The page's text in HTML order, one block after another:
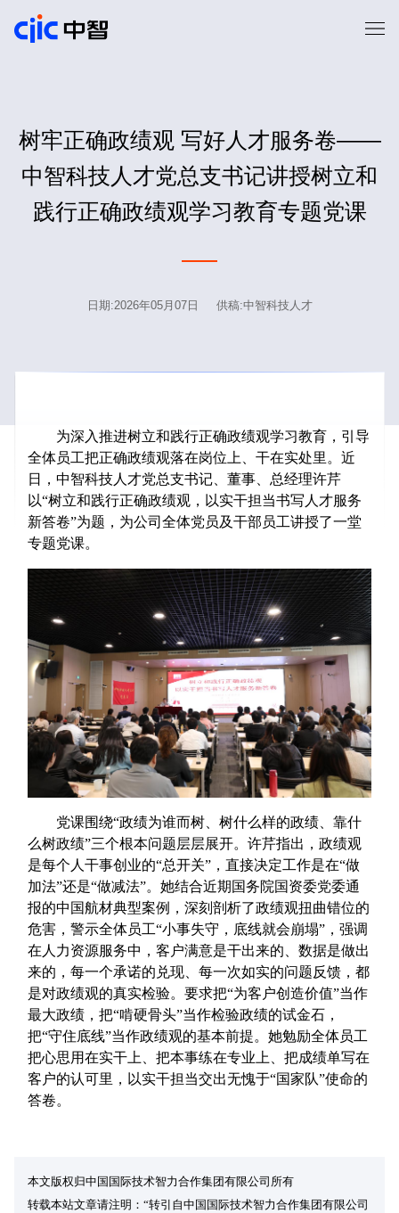
树牢正确政绩观 写好人才服务卷——
中智科技人才党总支书记讲授树立和
践行正确政绩观学习教育专题党课
日期:2026年05月07日 供稿:中智科技人才
为深入推进树立和践行正确政绩观学习教育，引导
全体员工把正确政绩观落在岗位上、干在实处里。近
日，中智科技人才党总支书记、董事、总经理许芹
以“树立和践行正确政绩观，以实干担当书写人才服务
新答卷”为题，为公司全体党员及干部员工讲授了一堂
专题党课。
党课围绕“政绩为谁而树、树什么样的政绩、靠什
么树政绩”三个根本问题层层展开。许芹指出，政绩观
是每个人干事创业的“总开关”，直接决定工作是在“做
加法”还是“做减法”。她结合近期国务院国资委党委通
报的中国航材典型案例，深刻剖析了政绩观扭曲错位的
危害，警示全体员工“小事失守，底线就会崩塌”，强调
在人力资源服务中，客户满意是干出来的、数据是做出
来的，每一个承诺的兑现、每一次如实的问题反馈，都
是对政绩观的真实检验。要求把“为客户创造价值”当作
最大政绩，把“啃硬骨头”当作检验政绩的试金石，
把“守住底线”当作政绩观的基本前提。她勉励全体员工
把心思用在实干上、把本事练在专业上、把成绩单写在
客户的认可里，以实干担当交出无愧于“国家队”使命的
答卷。
本文版权归中国国际技术智力合作集团有限公司所有
转载本站文章请注明：“转引自中国国际技术智力合作集团有限公司